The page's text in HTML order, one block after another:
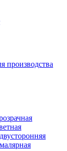
производства